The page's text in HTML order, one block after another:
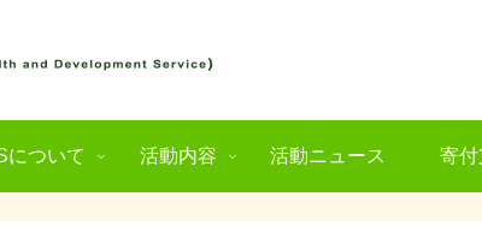
について 活動内容 活動ニュース 寄付